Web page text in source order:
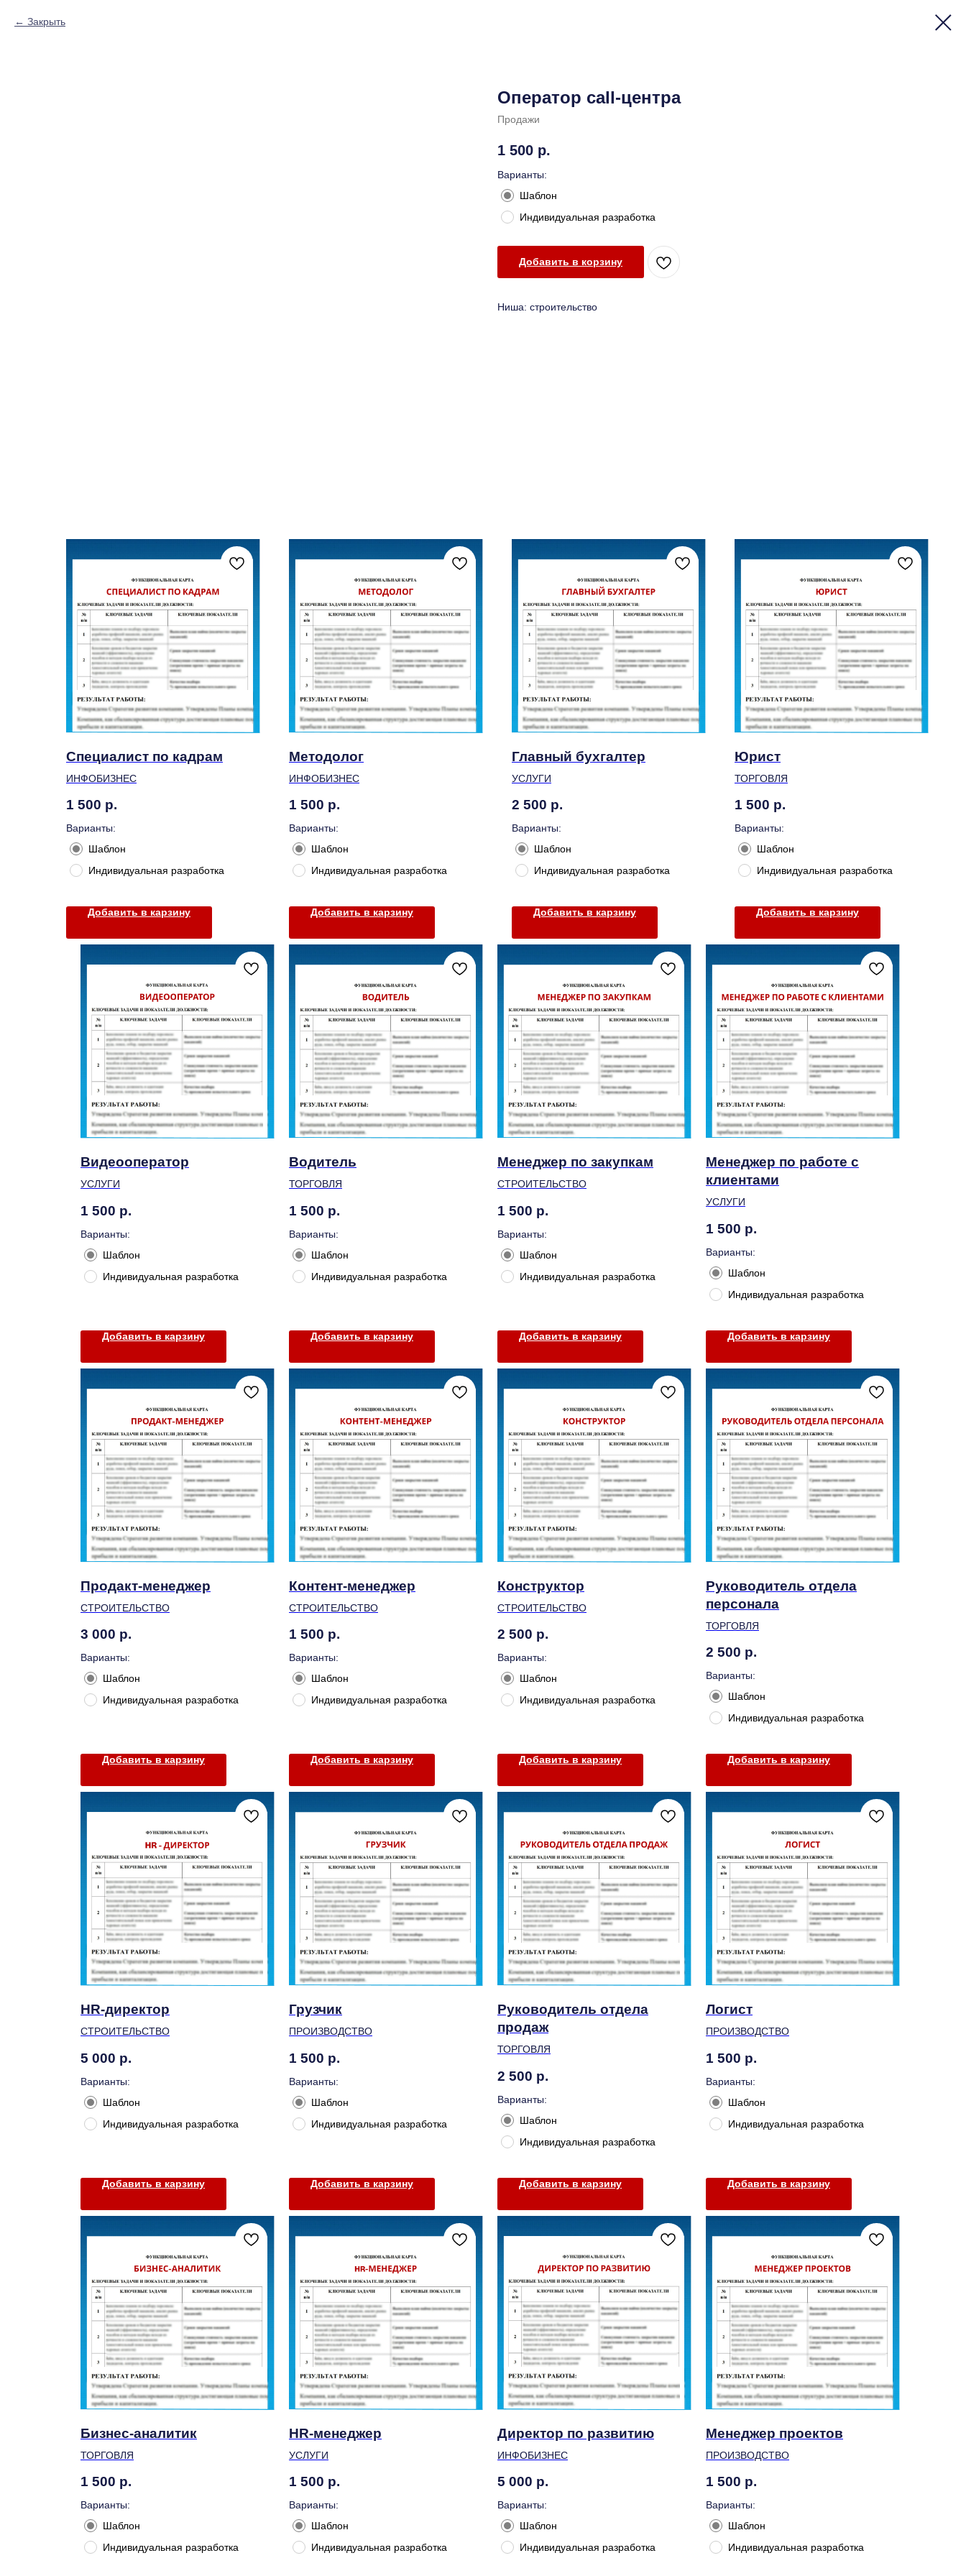
Закрыть
Оператор call-центра
Продажи
1 500 р.
Варианты:
Шаблон
Индивидуальная разработка
Добавить в корзину
Ниша: строительство
Специалист по кадрам
ИНФОБИЗНЕС
1 500 р.
Варианты:
Шаблон
Индивидуальная разработка
Добавить в карзину
Методолог
ИНФОБИЗНЕС
1 500 р.
Варианты:
Шаблон
Индивидуальная разработка
Добавить в карзину
Главный бухгалтер
УСЛУГИ
2 500 р.
Варианты:
Шаблон
Индивидуальная разработка
Добавить в карзину
Юрист
ТОРГОВЛЯ
1 500 р.
Варианты:
Шаблон
Индивидуальная разработка
Добавить в карзину
Видеооператор
УСЛУГИ
1 500 р.
Варианты:
Шаблон
Индивидуальная разработка
Добавить в карзину
Водитель
ТОРГОВЛЯ
1 500 р.
Варианты:
Шаблон
Индивидуальная разработка
Добавить в карзину
Менеджер по закупкам
СТРОИТЕЛЬСТВО
1 500 р.
Варианты:
Шаблон
Индивидуальная разработка
Добавить в карзину
Менеджер по работе с
клиентами
УСЛУГИ
1 500 р.
Варианты:
Шаблон
Индивидуальная разработка
Добавить в карзину
Продакт-менеджер
СТРОИТЕЛЬСТВО
3 000 р.
Варианты:
Шаблон
Индивидуальная разработка
Добавить в карзину
Контент-менеджер
СТРОИТЕЛЬСТВО
1 500 р.
Варианты:
Шаблон
Индивидуальная разработка
Добавить в карзину
Конструктор
СТРОИТЕЛЬСТВО
2 500 р.
Варианты:
Шаблон
Индивидуальная разработка
Добавить в карзину
Руководитель отдела
персонала
ТОРГОВЛЯ
2 500 р.
Варианты:
Шаблон
Индивидуальная разработка
Добавить в карзину
HR-директор
СТРОИТЕЛЬСТВО
5 000 р.
Варианты:
Шаблон
Индивидуальная разработка
Добавить в карзину
Грузчик
ПРОИЗВОДСТВО
1 500 р.
Варианты:
Шаблон
Индивидуальная разработка
Добавить в карзину
Руководитель отдела
продаж
ТОРГОВЛЯ
2 500 р.
Варианты:
Шаблон
Индивидуальная разработка
Добавить в карзину
Логист
ПРОИЗВОДСТВО
1 500 р.
Варианты:
Шаблон
Индивидуальная разработка
Добавить в карзину
Бизнес-аналитик
ТОРГОВЛЯ
1 500 р.
Варианты:
Шаблон
Индивидуальная разработка
HR-менеджер
УСЛУГИ
1 500 р.
Варианты:
Шаблон
Индивидуальная разработка
Директор по развитию
ИНФОБИЗНЕС
5 000 р.
Варианты:
Шаблон
Индивидуальная разработка
Менеджер проектов
ПРОИЗВОДСТВО
1 500 р.
Варианты:
Шаблон
Индивидуальная разработка